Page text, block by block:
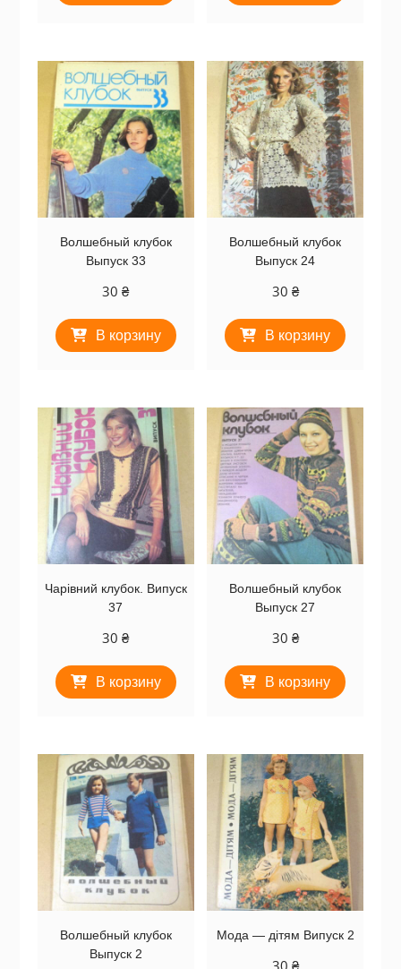
Волшебный клубок
Выпуск 33
30₴
В корзину
Волшебный клубок
Выпуск 24
30 ₴
В корзину
Чарівний клубок. Випуск
37
30₴
В корзину
Волшебный клубок
Выпуск 27
30 ₴
В корзину
Волшебный клубок
Выпуск 2
Мода — дітям Випуск 2
30 ₴